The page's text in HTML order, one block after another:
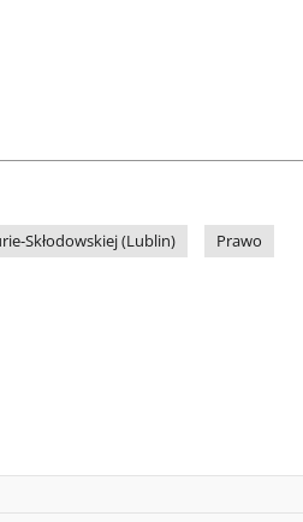
Skłodowskiej (Lublin) Prawo